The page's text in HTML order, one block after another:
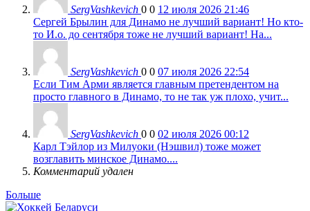
SergVashkevich 0 0 12 июля 2026 21:46
Сергей Брылин для Динамо не лучший вариант! Но кто-
то И.о. до сентября тоже не лучший вариант! На...
SergVashkevich 0 0 07 июля 2026 22:54
Если Тим Арми является главным претендентом на
просто главного в Динамо, то не так уж плохо, учит...
SergVashkevich 0 0 02 июля 2026 00:12
Карл Тэйлор из Милуоки (Нэшвил) тоже может
возглавить минское Динамо....
Комментарий удален
Больше